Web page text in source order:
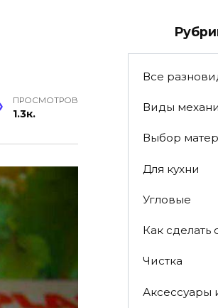
ПРОСМОТРОВ
1.3к.
Все
Виды
Выбор
Для кухни
Угловые
Как сделать
Чистка
Аксессуары